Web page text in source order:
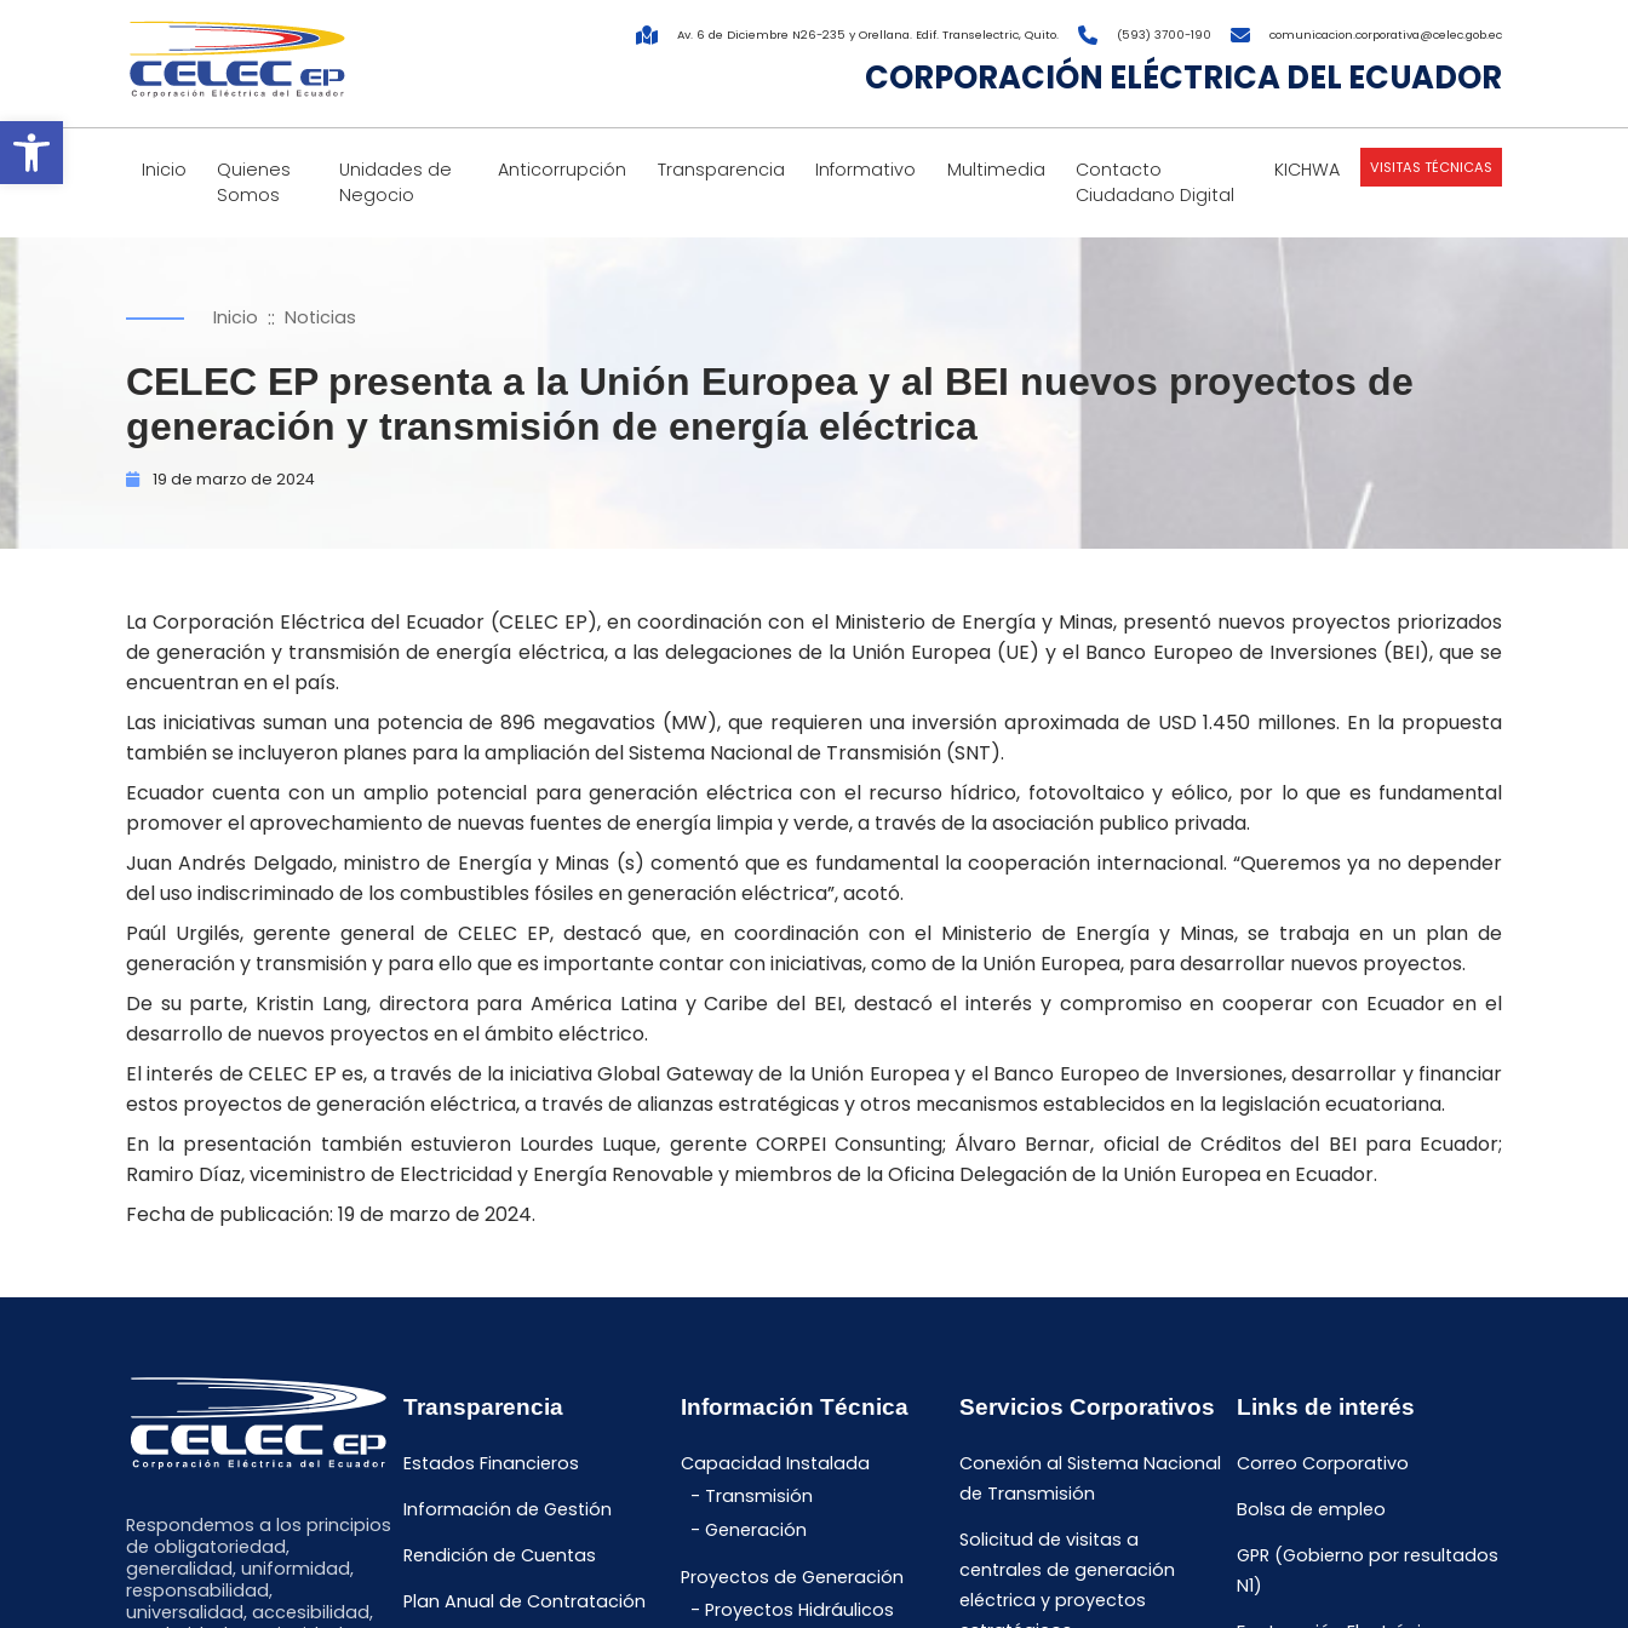
Abrir barra de herramientas
Av. 6 de Diciembre N26-235 y Orellana. Edif. Transelectric, Quito. (593) 3700-190 comunicacion.corporativa@celec.gob.ec
CORPORACIÓN ELÉCTRICA DEL ECUADOR
Inicio
Quienes
Somos
Unidades de
Negocio
Anticorrupción Transparencia Informativo Multimedia
Contacto
Ciudadano Digital
KICHWA VISITAS TÉCNICAS
Inicio :: Noticias
CELEC EP presenta a la Unión Europea y al BEI nuevos proyectos de
generación y transmisión de energía eléctrica
19 de marzo de 2024
La Corporación Eléctrica del Ecuador (CELEC EP), en coordinación con el Ministerio de Energía y Minas, presentó nuevos proyectos priorizados
de generación y transmisión de energía eléctrica, a las delegaciones de la Unión Europea (UE) y el Banco Europeo de Inversiones (BEI), que se
encuentran en el país.
Las iniciativas suman una potencia de 896 megavatios (MW), que requieren una inversión aproximada de USD 1.450 millones. En la propuesta
también se incluyeron planes para la ampliación del Sistema Nacional de Transmisión (SNT).
Ecuador cuenta con un amplio potencial para generación eléctrica con el recurso hídrico, fotovoltaico y eólico, por lo que es fundamental
promover el aprovechamiento de nuevas fuentes de energía limpia y verde, a través de la asociación publico privada.
Juan Andrés Delgado, ministro de Energía y Minas (s) comentó que es fundamental la cooperación internacional. “Queremos ya no depender
del uso indiscriminado de los combustibles fósiles en generación eléctrica”, acotó.
Paúl Urgilés, gerente general de CELEC EP, destacó que, en coordinación con el Ministerio de Energía y Minas, se trabaja en un plan de
generación y transmisión y para ello que es importante contar con iniciativas, como de la Unión Europea, para desarrollar nuevos proyectos.
De su parte, Kristin Lang, directora para América Latina y Caribe del BEI, destacó el interés y compromiso en cooperar con Ecuador en el
desarrollo de nuevos proyectos en el ámbito eléctrico.
El interés de CELEC EP es, a través de la iniciativa Global Gateway de la Unión Europea y el Banco Europeo de Inversiones, desarrollar y financiar
estos proyectos de generación eléctrica, a través de alianzas estratégicas y otros mecanismos establecidos en la legislación ecuatoriana.
En la presentación también estuvieron Lourdes Luque, gerente CORPEI Consunting; Álvaro Bernar, oficial de Créditos del BEI para Ecuador;
Ramiro Díaz, viceministro de Electricidad y Energía Renovable y miembros de la Oficina Delegación de la Unión Europea en Ecuador.
Fecha de publicación: 19 de marzo de 2024.
Respondemos a los principios
de obligatoriedad,
generalidad, uniformidad,
responsabilidad,
universalidad, accesibilidad,
Transparencia
Estados Financieros
Información de Gestión
Rendición de Cuentas
Plan Anual de Contratación
Información Técnica
Capacidad Instalada
Transmisión
Generación
Proyectos de Generación
Proyectos Hidráulicos
Servicios Corporativos
Conexión al Sistema Nacional
de Transmisión
Solicitud de visitas a
centrales de generación
eléctrica y proyectos
Links de interés
Correo Corporativo
Bolsa de empleo
GPR (Gobierno por resultados
N1)